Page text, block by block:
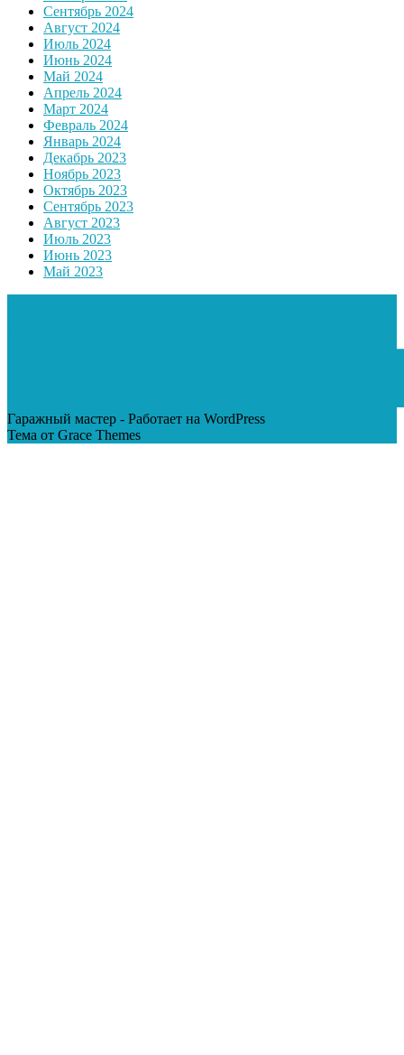
Сентябрь 2024
Август 2024
Июль 2024
Июнь 2024
Май 2024
Апрель 2024
Март 2024
Февраль 2024
Январь 2024
Декабрь 2023
Ноябрь 2023
Октябрь 2023
Сентябрь 2023
Август 2023
Июль 2023
Июнь 2023
Май 2023
Гаражный мастер - Работает на WordPress
Тема от Grace Themes